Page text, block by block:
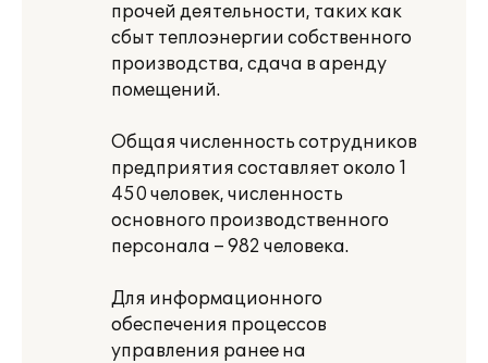
прочей деятельности, таких как
сбыт теплоэнергии собственного
производства, сдача в аренду
помещений.
Общая численность сотрудников
предприятия составляет около 1
450 человек, численность
основного производственного
персонала – 982 человека.
Для информационного
обеспечения процессов
управления ранее на